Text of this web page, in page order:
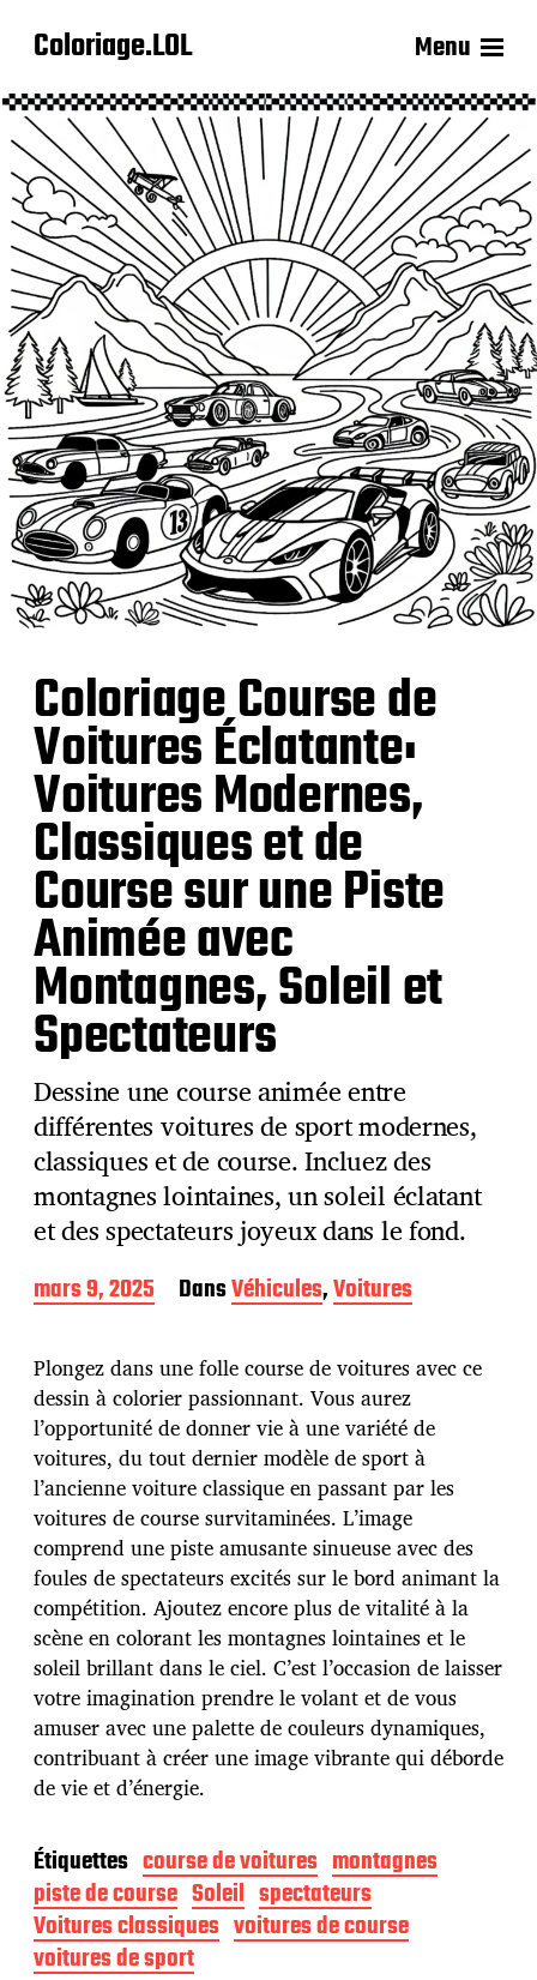
Coloriage.LOL Menu
Coloriage Course de
Voitures Éclatante:
Voitures Modernes,
Classiques et de
Course sur une Piste
Animée avec
Montagnes, Soleil et
Spectateurs
Dessine une course animée entre
différentes voitures de sport modernes,
classiques et de course. Incluez des
montagnes lointaines, un soleil éclatant
et des spectateurs joyeux dans le fond.
D
a
e
d
e
p
u
b
l
i
c
a
t
i
o
n
mars 9, 2025 DansVéhicules,Voitures
Plongez dans une folle course de voitures avec ce
dessin à colorier passionnant. Vous aurez
l’opportunité de donner vie à une variété de
voitures, du tout dernier modèle de sport à
l’ancienne voiture classique en passant par les
voitures de course survitaminées. L’image
comprend une piste amusante sinueuse avec des
foules de spectateurs excités sur le bord animant la
compétition. Ajoutez encore plus de vitalité à la
scène en colorant les montagnes lointaines et le
soleil brillant dans le ciel. C’est l’occasion de laisser
votre imagination prendre le volant et de vous
amuser avec une palette de couleurs dynamiques,
contribuant à créer une image vibrante qui déborde
de vie et d’énergie.
Étiquettes course de voitures montagnes
piste de course Soleil spectateurs
Voitures classiques voitures de course
voitures de sport